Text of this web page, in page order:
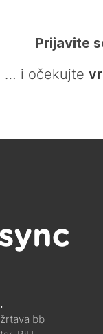
Prijavite
… i očekujte
bb